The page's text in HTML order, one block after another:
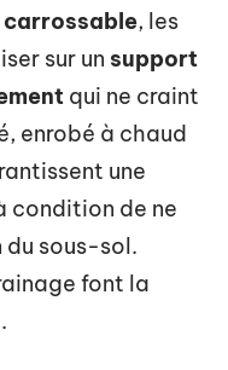
carrossable, les
sur un support
qui ne craint
enrobé à chaud
une
condition de ne
sous-sol.
font la